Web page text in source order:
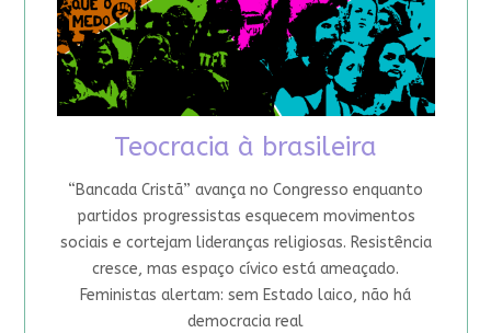
Teocracia à brasileira
“Bancada Cristã” avança no Congresso enquanto
partidos progressistas esquecem movimentos
sociais e cortejam lideranças religiosas. Resistência
cresce, mas espaço cívico está ameaçado.
Feministas alertam: sem Estado laico, não há
democracia real